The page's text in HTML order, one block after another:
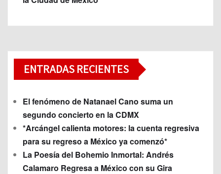
ENTRADAS RECIENTES
El fenómeno de Natanael Cano suma un
segundo concierto en la CDMX
*Arcángel calienta motores: la cuenta regresiva
para su regreso a México ya comenzó*
La Poesía del Bohemio Inmortal: Andrés
Calamaro Regresa a México con su Gira